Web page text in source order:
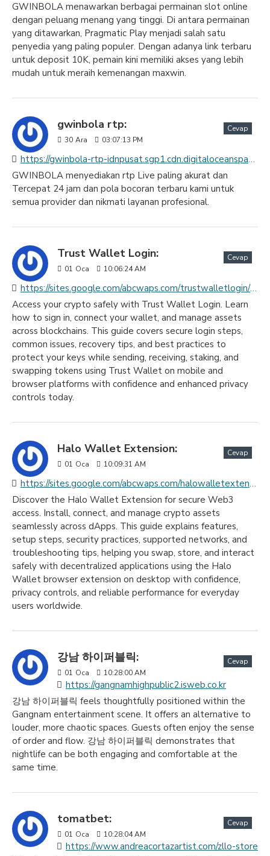
GWINBOLA menawarkan berbagai permainan slot online
dengan peluang menang yang tinggi. Di antara permainan
yang ditawarkan, Pragmatic Play menjadi salah satu
penyedia yang paling populer. Dengan adanya link terbaru
untuk deposit 10K, pemain kini memiliki akses yang lebih
mudah untuk meraih kemenangan maxwin.
gwinbola rtp:
30 Ara 03:07:13 PM
https://gwinbola-rtp-idnpusat.sgp1.cdn.digitaloceanspaces.com/index.html
Cevap
GWINBOLA menyediakan rtp Live paling akurat dan
Tercepat 24 jam dan pola bocoran terbaru kami untuk
semua provider dan nikmati layanan profesional.
Trust Wallet Login:
01 Oca 10:06:24 AM
https://sites.google.com/abcwaps.com/trustwalletlogin/home
Cevap
Access your crypto safely with Trust Wallet Login. Learn
how to sign in, connect your wallet, and manage assets
across blockchains. This guide covers secure login steps,
common issues, recovery tips, and best practices to
protect your keys while sending, receiving, staking, and
swapping tokens using Trust Wallet on mobile and
browser platforms with confidence and enhanced privacy
controls today.
Halo Wallet Extension:
01 Oca 10:09:31 AM
https://sites.google.com/abcwaps.com/halowalletextension/home
Cevap
Discover the Halo Wallet Extension for secure Web3
access. Install, connect, and manage crypto assets
seamlessly across dApps. This guide explains features,
setup steps, security practices, supported networks, and
troubleshooting tips, helping you swap, store, and interact
safely with decentralized applications using the Halo
Wallet browser extension on desktop with confidence,
privacy controls, and reliable performance for everyday
users worldwide.
강남 하이퍼블릭:
01 Oca 10:28:00 AM
https://gangnamhighpublic2.isweb.co.kr
Cevap
강남 하이퍼블릭 feels thoughtfully positioned within the
Gangnam entertainment scene. It offers an alternative to
louder, more chaotic spaces. Guests often enjoy the sense
of order and flow. 강남 하이퍼블릭 demonstrates that
nightlife can be both engaging and comfortable at the
same time.
tomatbet:
01 Oca 10:28:04 AM
https://www.andreacortazartist.com/zllo-store
Cevap